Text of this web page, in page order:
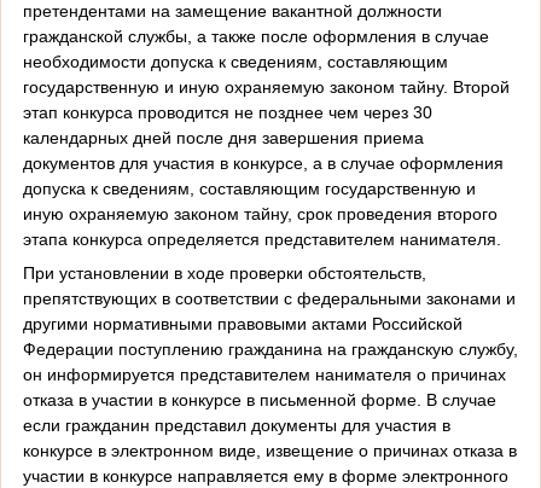
претендентами на замещение вакантной должности
гражданской службы, а также после оформления в случае
необходимости допуска к сведениям, составляющим
государственную и иную охраняемую законом тайну. Второй
этап конкурса проводится не позднее чем через 30
календарных дней после дня завершения приема
документов для участия в конкурсе, а в случае оформления
допуска к сведениям, составляющим государственную и
иную охраняемую законом тайну, срок проведения второго
этапа конкурса определяется представителем нанимателя.
При установлении в ходе проверки обстоятельств,
препятствующих в соответствии с федеральными законами и
другими нормативными правовыми актами Российской
Федерации поступлению гражданина на гражданскую службу,
он информируется представителем нанимателя о причинах
отказа в участии в конкурсе в письменной форме. В случае
если гражданин представил документы для участия в
конкурсе в электронном виде, извещение о причинах отказа в
участии в конкурсе направляется ему в форме электронного